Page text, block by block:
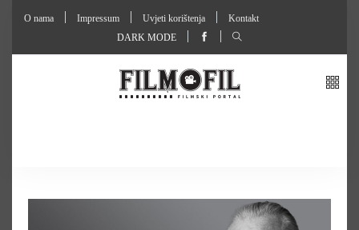
O nama Impressum Uvjeti korištenja
Kontakt
DARK MODE